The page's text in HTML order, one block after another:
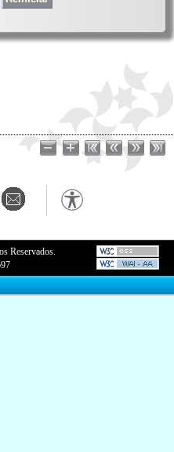
Reservados.